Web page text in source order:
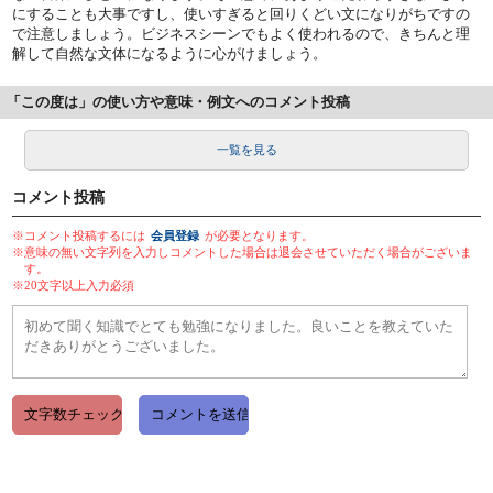
にすることも大事ですし、使いすぎると回りくどい文になりがちですの
で注意しましょう。ビジネスシーンでもよく使われるので、きちんと理
解して自然な文体になるように心がけましょう。
「この度は」の使い方や意味・例文へのコメント投稿
一覧を見る
コメント投稿
※コメント投稿するには 会員登録 が必要となります。
※意味の無い文字列を入力しコメントした場合は退会させていただく場合がございま
す。
※20文字以上入力必須